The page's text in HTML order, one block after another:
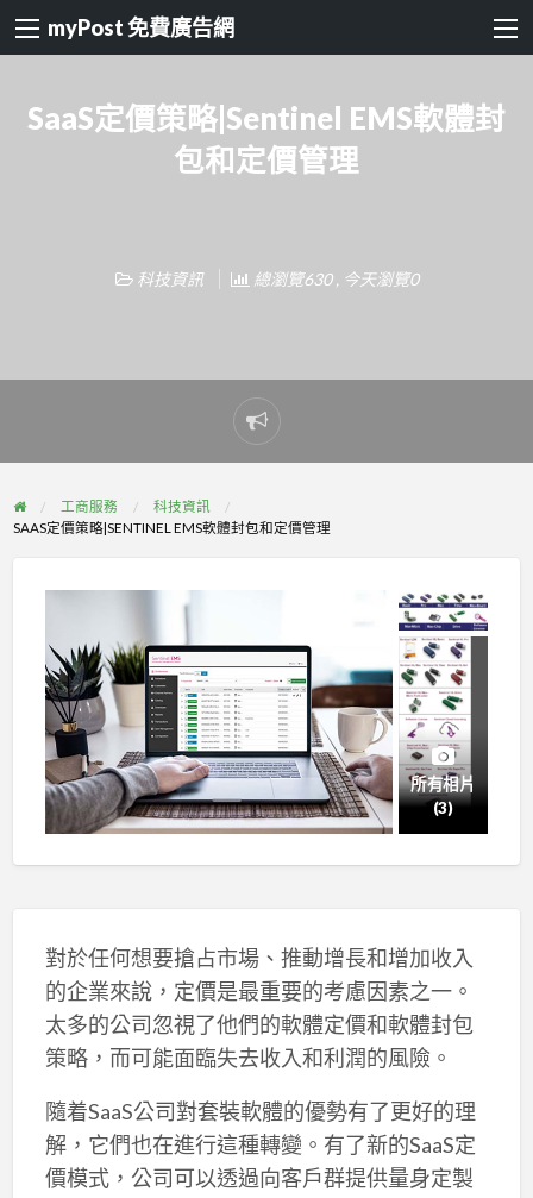
myPost 免費廣告網
SaaS定價策略|Sentinel EMS軟體封
包和定價管理
科技資訊 總瀏覽630 , 今天瀏覽0
Report
problem
工商服務
科技資訊
SAAS定價策略|SENTINEL EMS軟體封包和定價管理
所有相片
(3)
對於任何想要搶占市場、推動增長和增加收入
的企業來說，定價是最重要的考慮因素之一。
太多的公司忽視了他們的軟體定價和軟體封包
策略，而可能面臨失去收入和利潤的風險。
隨着SaaS公司對套裝軟體的優勢有了更好的理
解，它們也在進行這種轉變。有了新的SaaS定
價模式，公司可以透過向客戶群提供量身定製